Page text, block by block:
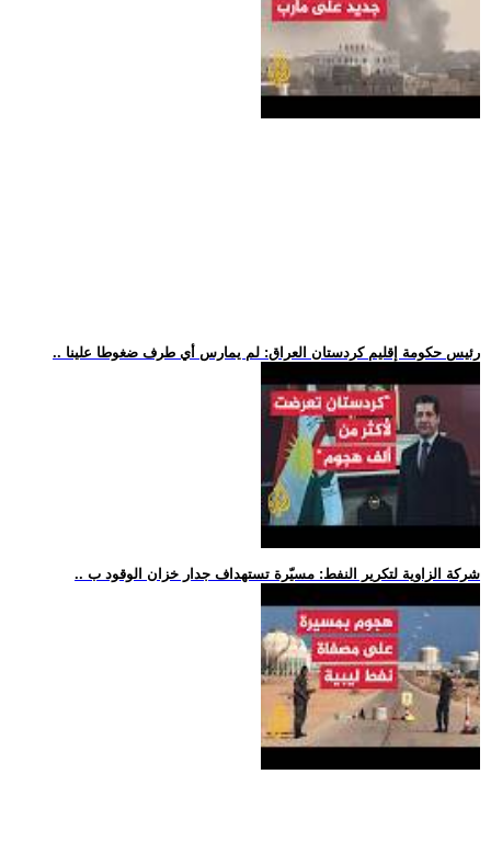
.. رئيس حكومة إقليم كردستان العراق: لم يمارس أي طرف ضغوطا علينا
.. شركة الزاوية لتكرير النفط: مسيّرة تستهداف جدار خزان الوقود ب